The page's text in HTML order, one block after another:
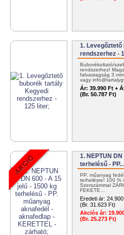
1.
rendszerhez -
Buborékoltató/
rendszerhez!
falvastagság 3
vagy
Ár: 39.990 Ft +
(Br. 50.787 Ft)
1. NEPTUN
terhelésű -
PP. műanyag
terhelésre! 100 %
Szerszámmal
FEKETE…
Eredeti ár:
(Br. 31.623 Ft)
Akciós ár:
(Br. 25.273 Ft)